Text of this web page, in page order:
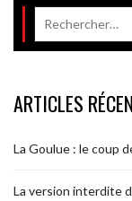
ARTICLES
La Goulue : le coup
La version interdite